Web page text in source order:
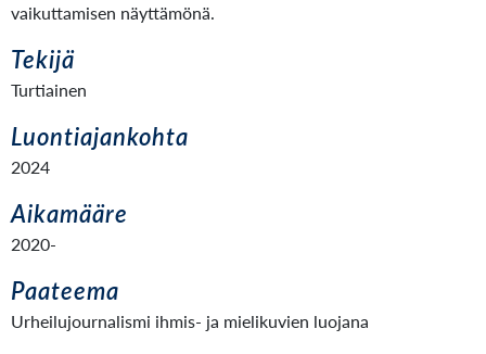
vaikuttamisen näyttämönä.
Tekijä
Turtiainen
Luontiajankohta
2024
Aikamääre
2020-
Paateema
Urheilujournalismi ihmis- ja mielikuvien luojana